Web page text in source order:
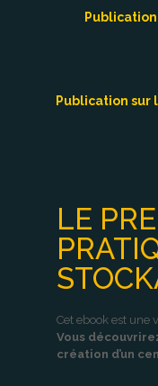
Publication sur
LE
Cet ebook est une
Vous
création d’un